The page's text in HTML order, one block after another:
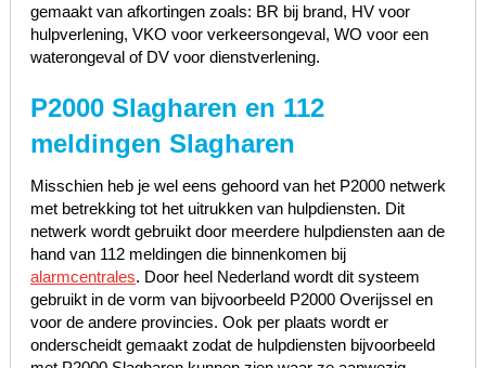
gemaakt van afkortingen zoals: BR bij brand, HV voor
hulpverlening, VKO voor verkeersongeval, WO voor een
waterongeval of DV voor dienstverlening.
P2000 Slagharen en 112
meldingen Slagharen
Misschien heb je wel eens gehoord van het P2000 netwerk
met betrekking tot het uitrukken van hulpdiensten. Dit
netwerk wordt gebruikt door meerdere hulpdiensten aan de
hand van 112 meldingen die binnenkomen bij
alarmcentrales. Door heel Nederland wordt dit systeem
gebruikt in de vorm van bijvoorbeeld P2000 Overijssel en
voor de andere provincies. Ook per plaats wordt er
onderscheidt gemaakt zodat de hulpdiensten bijvoorbeeld